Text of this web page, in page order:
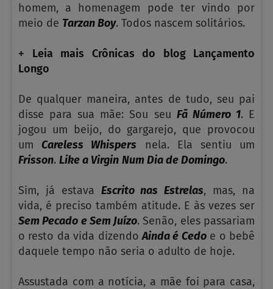
homem, a homenagem pode ter vindo por
meio de Tarzan Boy. Todos nascem solitários.
+ Leia mais Crônicas do blog Lançamento
Longo
De qualquer maneira, antes de tudo, seu pai
disse para sua mãe: Sou seu Fã Número 1. E
jogou um beijo, do gargarejo, que provocou
umCareless Whispers nela. Ela sentiu um
Frisson. Like a Virgin Num Dia de Domingo.
Sim, já estava Escrito nas Estrelas, mas, na
vida, é preciso também atitude. E às vezes ser
Sem Pecado e Sem Juízo. Senão, eles passariam
o resto da vida dizendoAinda é Cedoe o bebê
daquele tempo não seria o adulto de hoje.
Assustada com a notícia, a mãe foi para casa,